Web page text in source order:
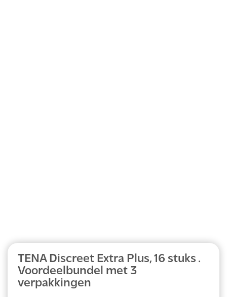
TENA Discreet Extra Plus, 16 stuks .
Voordeelbundel met 3
verpakkingen